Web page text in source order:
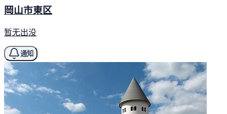
岡山市東区
暂无出没
通知